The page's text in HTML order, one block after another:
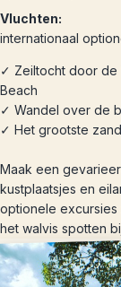
Vluchten:
internationaal
✓ Zeiltocht door de
Beach
✓ Wandel over de
✓ Het grootste
Maak een
kustplaatsjes en
optionele excursies
het walvis spotten